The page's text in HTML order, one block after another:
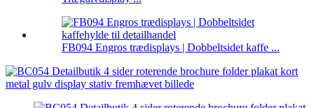
FB094 Engros trædisplays | Dobbeltsidet kaffe ...